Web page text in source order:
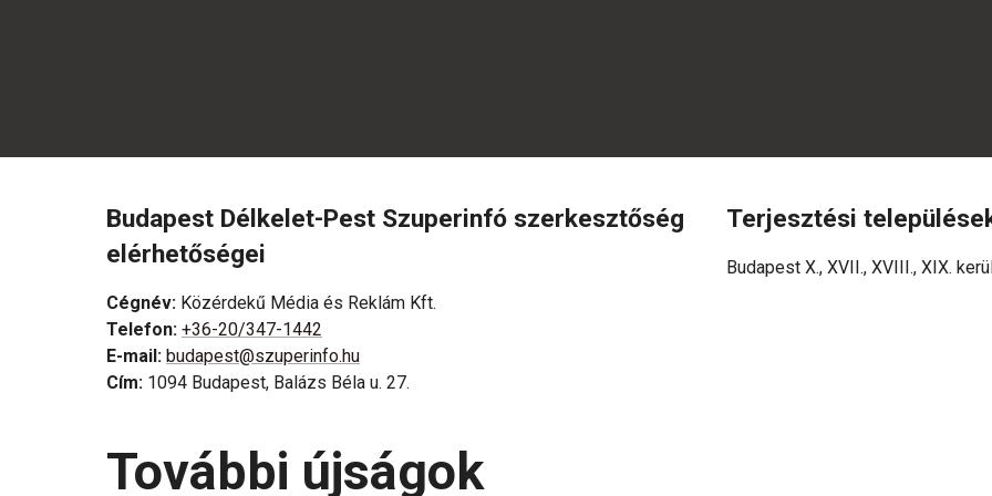
Budapest Délkelet-Pest Szuperinfó szerkesztőség
elérhetőségei
Cégnév: Közérdekű Média és Reklám Kft.
Telefon: +36-20/347-1442
E-mail: budapest@szuperinfo.hu
Cím: 1094 Budapest, Balázs Béla u. 27.
Terjesztési
Budapest X., XVII., XVIII., XIX.
További újságok